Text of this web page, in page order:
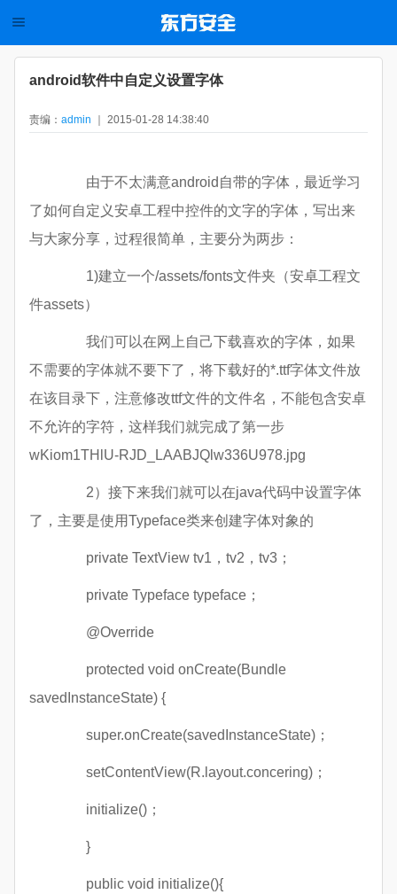
android软件中自定义设置字体
责编： admin ｜ 2015-01-28 14:38:40
由于不太满意android自带的字体，最近学习
了如何自定义安卓工程中控件的文字的字体，写出来
与大家分享，过程很简单，主要分为两步：
1)建立一个/assets/fonts文件夹（安卓工程文
件assets）
我们可以在网上自己下载喜欢的字体，如果
不需要的字体就不要下了，将下载好的*.ttf字体文件放
在该目录下，注意修改ttf文件的文件名，不能包含安卓
不允许的字符，这样我们就完成了第一步
wKiom1THlU-RJD_LAABJQlw336U978.jpg
2）接下来我们就可以在java代码中设置字体
了，主要是使用Typeface类来创建字体对象的
private TextView tv1，tv2，tv3；
private Typeface typeface；
@Override
protected void onCreate(Bundle
savedInstanceState) {
super.onCreate(savedInstanceState)；
setContentView(R.layout.concering)；
initialize()；
}
public void initialize(){